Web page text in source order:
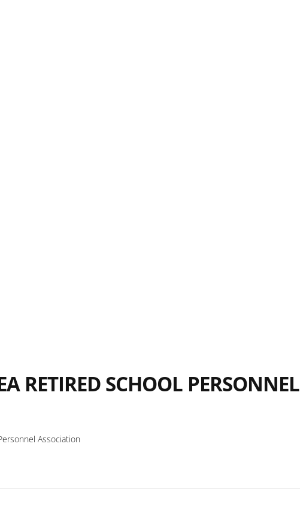
RETIRED SCHOOL PERSONNEL
Association